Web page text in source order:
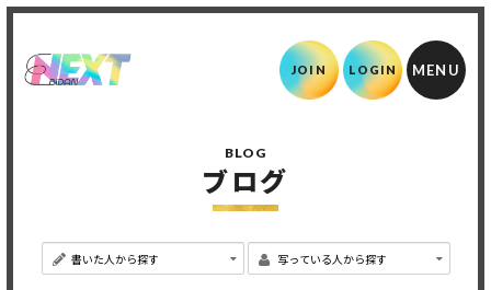
JOIN LOGIN
BLOG
ブログ